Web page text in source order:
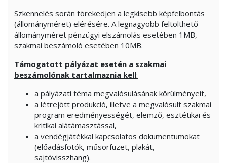
Szkennelés során törekedjen a legkisebb képfelbontás
(állományméret) elérésére. A legnagyobb feltölthető
állományméret pénzügyi elszámolás esetében 1MB,
szakmai beszámoló esetében 10MB.
Támogatott pályázat esetén a szakmai
beszámolónak tartalmaznia kell:
a pályázati téma megvalósulásának körülményeit,
a létrejött produkció, illetve a megvalósult szakmai
program eredményességét, elemző, esztétikai és
kritikai alátámasztással,
a vendégjátékkal kapcsolatos dokumentumokat
(előadásfotók, műsorfüzet, plakát,
sajtóvisszhang).